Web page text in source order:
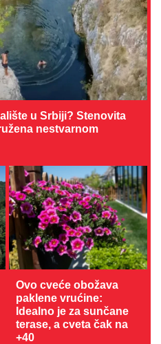
u Srbiji? Stenovita
nestvarnom
Ovo cveće obožava
paklene vrućine:
Idealno je za sunčane
terase, a cveta čak na
+40